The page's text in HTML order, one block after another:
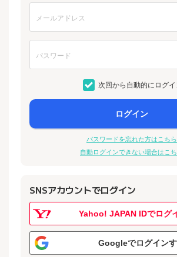
次回から自動的にログイ
ログイン
パスワードを忘れた方はこちら
自動ログインできない場合はこ
SNSアカウントでログイン
Yahoo! JAPAN IDでログ
Googleでログイン